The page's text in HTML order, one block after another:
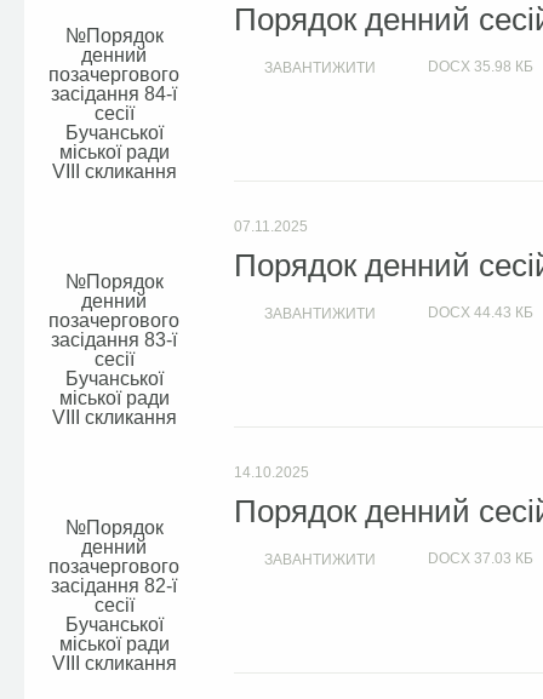
Порядок
денний
позачергового
засідання 84-ї
сесії
Бучанської
міської ради
VIIІ скликання
Порядок денний
ЗАВАНТИЖИТИ DOCX 35.98 КБ
Порядок
денний
позачергового
засідання 83-ї
сесії
Бучанської
міської ради
VIIІ скликання
07.11.2025
Порядок денний
ЗАВАНТИЖИТИ DOCX 44.43 КБ
Порядок
денний
позачергового
засідання 82-ї
сесії
Бучанської
міської ради
VIIІ скликання
14.10.2025
Порядок денний
ЗАВАНТИЖИТИ DOCX 37.03 КБ